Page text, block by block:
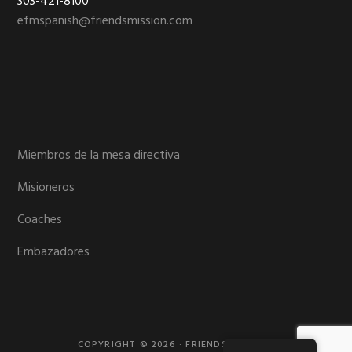
efmspanish@friendsmission.com
Miembros de la mesa directiva
Misioneros
Coaches
Embazadores
COPYRIGHT © 2026 · FRIENDS MISSION